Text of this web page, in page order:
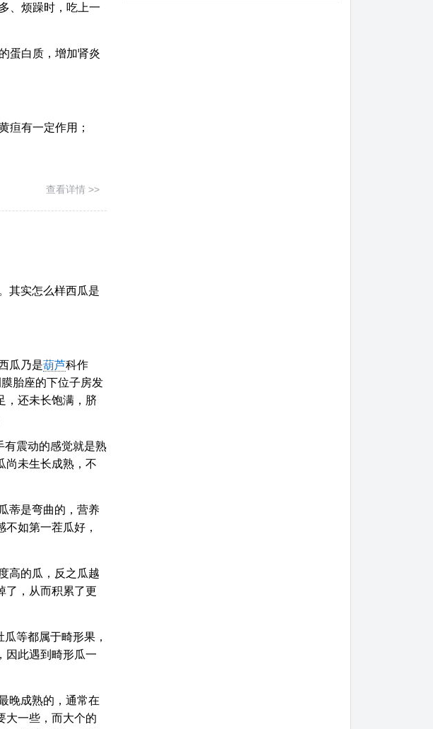
、烦躁时，吃上一
蛋白质，增加肾炎
疸有一定作用；
查看详情 >>
其实怎么样西瓜是
瓜乃是葫芦科作
胎座的下位子房发
，还未长饱满，脐
有震动的感觉就是熟
尚未生长成熟，不
蒂是弯曲的，营养
如第一茬瓜好，
高的瓜，反之瓜越
了，从而积累了更
等都属于畸形果，
因此遇到畸形瓜一
晚成熟的，通常在
大一些，而大个的